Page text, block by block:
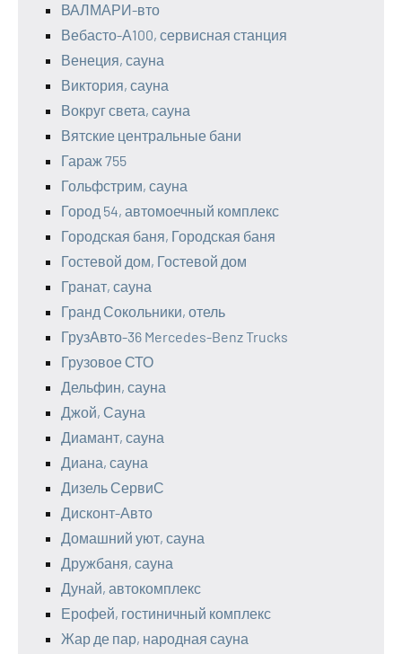
ВАЛМАРИ-вто
Вебасто-А100, сервисная станция
Венеция, сауна
Виктория, сауна
Вокруг света, сауна
Вятские центральные бани
Гараж 755
Гольфстрим, сауна
Город 54, автомоечный комплекс
Городская баня, Городская баня
Гостевой дом, Гостевой дом
Гранат, сауна
Гранд Сокольники, отель
ГрузАвто-36 Mercedes-Benz Trucks
Грузовое СТО
Дельфин, сауна
Джой, Сауна
Диамант, сауна
Диана, сауна
Дизель СервиС
Дисконт-Авто
Домашний уют, сауна
Дружбаня, сауна
Дунай, автокомплекс
Ерофей, гостиничный комплекс
Жар де пар, народная сауна